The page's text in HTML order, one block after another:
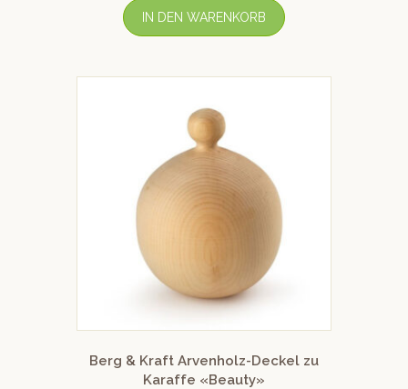
IN DEN WARENKORB
Berg & Kraft Arvenholz-Deckel zu
Karaffe «Beauty»